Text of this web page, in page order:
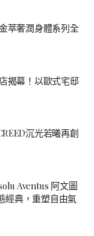
萃奢潤身體系列全
揭幕！以歐式宅邸
沉光若曦再創
Aventus 阿文圖
經典，重塑自由氣